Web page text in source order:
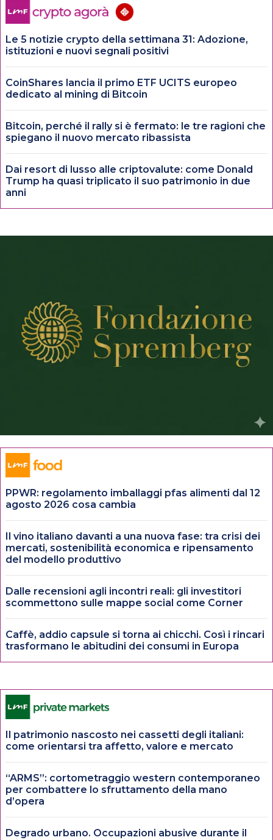
Le 5 notizie crypto della settimana 31: Adozione,
istituzioni e nuovi segnali positivi
CoinShares lancia il primo ETF UCITS europeo
dedicato al mining di Bitcoin
Bitcoin, perché il rally si è fermato: le tre ragioni che
spiegano il nuovo mercato ribassista
Dai resort di lusso alle criptovalute: come Donald
Trump ha quasi triplicato il suo patrimonio in due
anni
PPWR: regolamento imballaggi pfas alimenti dal 12
agosto 2026 cosa cambia
Il vino italiano davanti a una nuova fase: tra crisi dei
mercati, sostenibilità economica e ripensamento
del modello produttivo
Dalle recensioni agli incontri reali: gli investitori
scommettono sulle mappe social come Corner
Caffè, addio capsule si torna ai chicchi. Così i rincari
trasformano le abitudini dei consumi in Europa
Il patrimonio nascosto nei cassetti degli italiani:
come orientarsi tra affetto, valore e mercato
“ARMS”: cortometraggio western contemporaneo
per combattere lo sfruttamento della mano
d’opera
Degrado urbano. Occupazioni abusive durante il